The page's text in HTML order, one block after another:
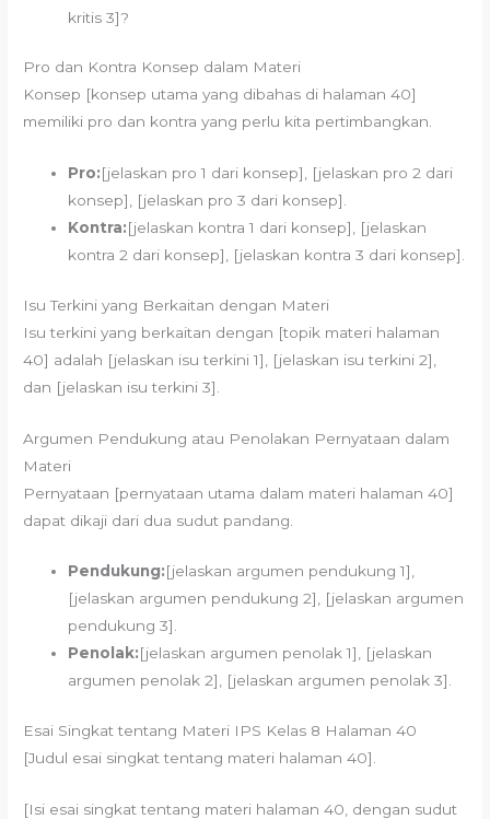
kritis 3]?
Pro dan Kontra Konsep dalam Materi
Konsep [konsep utama yang dibahas di halaman 40]
memiliki pro dan kontra yang perlu kita pertimbangkan.
Pro:[jelaskan pro 1 dari konsep], [jelaskan pro 2 dari
konsep], [jelaskan pro 3 dari konsep].
Kontra:[jelaskan kontra 1 dari konsep], [jelaskan
kontra 2 dari konsep], [jelaskan kontra 3 dari konsep].
Isu Terkini yang Berkaitan dengan Materi
Isu terkini yang berkaitan dengan [topik materi halaman
40] adalah [jelaskan isu terkini 1], [jelaskan isu terkini 2],
dan [jelaskan isu terkini 3].
Argumen Pendukung atau Penolakan Pernyataan dalam
Materi
Pernyataan [pernyataan utama dalam materi halaman 40]
dapat dikaji dari dua sudut pandang.
Pendukung:[jelaskan argumen pendukung 1],
[jelaskan argumen pendukung 2], [jelaskan argumen
pendukung 3].
Penolak:[jelaskan argumen penolak 1], [jelaskan
argumen penolak 2], [jelaskan argumen penolak 3].
Esai Singkat tentang Materi IPS Kelas 8 Halaman 40
[Judul esai singkat tentang materi halaman 40].
[Isi esai singkat tentang materi halaman 40, dengan sudut